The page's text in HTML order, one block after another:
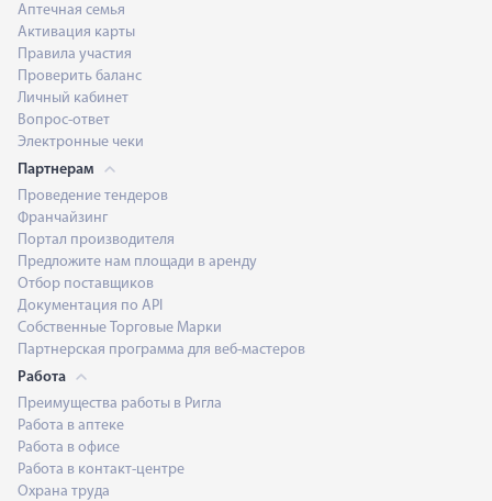
Аптечная семья
Активация карты
Правила участия
Проверить баланс
Личный кабинет
Вопрос-ответ
Электронные чеки
Партнерам
Проведение тендеров
Франчайзинг
Портал производителя
Предложите нам площади в аренду
Отбор поставщиков
Документация по API
Собственные Торговые Марки
Партнерская программа для веб-мастеров
Работа
Преимущества работы в Ригла
Работа в аптеке
Работа в офисе
Работа в контакт-центре
Охрана труда